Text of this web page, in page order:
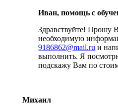
Иван, помощь с
Здравствуйте! Прошу
необходимую
9186862@mail.ru и
выполнить. Я
подскажу Вам по
Михаил